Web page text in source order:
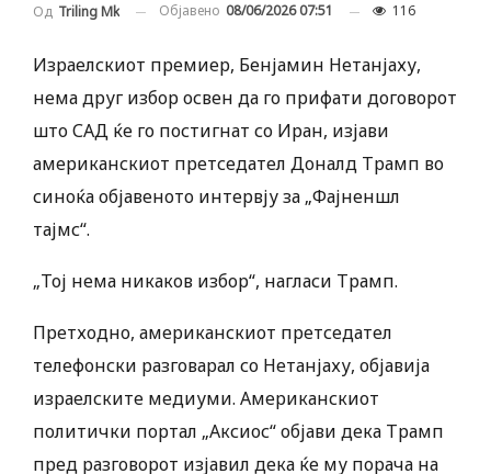
Од Triling Mk Објавено 08/06/2026 07:51 116
Израелскиот премиер, Бенјамин Нетанјаху,
нема друг избор освен да го прифати договорот
што САД ќе го постигнат со Иран, изјави
американскиот претседател Доналд Трамп во
синоќа објавеното интервју за „Фајненшл
тајмс“.
„Тој нема никаков избор“, нагласи Трамп.
Претходно, американскиот претседател
телефонски разговарал со Нетанјаху, објавија
израелските медиуми. Американскиот
политички портал „Аксиос“ објави дека Трамп
пред разговорот изјавил дека ќе му порача на